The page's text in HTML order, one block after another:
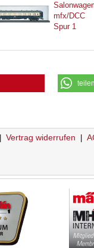
mfx/DCC
Spur 1
teilen
Vertrag widerrufen